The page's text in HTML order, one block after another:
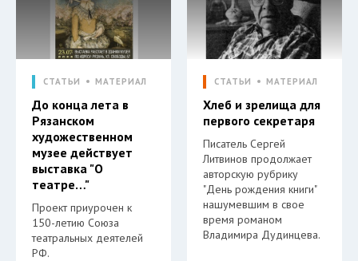
СТАТЬИ МАТЕРИАЛ
До конца лета в
Рязанском
художественном
музее действует
выставка "О
театре…"
Проект приурочен к
150-летию Союза
театральных деятелей
РФ.
СТАТЬИ МАТЕРИАЛ
Хлеб и зрелища для
первого секретаря
Писатель Сергей
Литвинов продолжает
авторскую рубрику
"День рождения книги"
нашумевшим в свое
время романом
Владимира Дудинцева.